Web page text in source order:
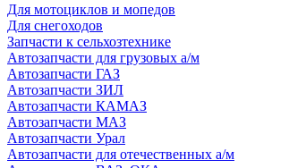
Для мотоциклов и мопедов
Для снегоходов
Запчасти к сельхозтехнике
Автозапчасти для грузовых а/м
Автозапчасти ГАЗ
Автозапчасти ЗИЛ
Автозапчасти КАМАЗ
Автозапчасти МАЗ
Автозапчасти Урал
Автозапчасти для отечественных а/м